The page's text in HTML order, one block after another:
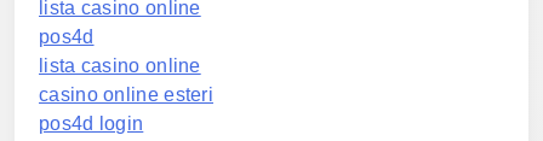
lista casino online
pos4d
lista casino online
casino online esteri
pos4d login